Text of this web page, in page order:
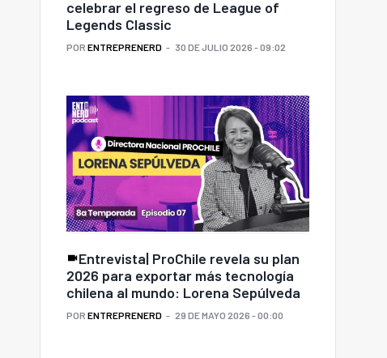
celebrar el regreso de League of
Legends Classic
POR ENTREPRENERD 30 DE JULIO 2026 - 09:02
Entrevista| ProChile revela su plan
2026 para exportar más tecnología
chilena al mundo: Lorena Sepúlveda
POR ENTREPRENERD 29 DE MAYO 2026 - 00:00